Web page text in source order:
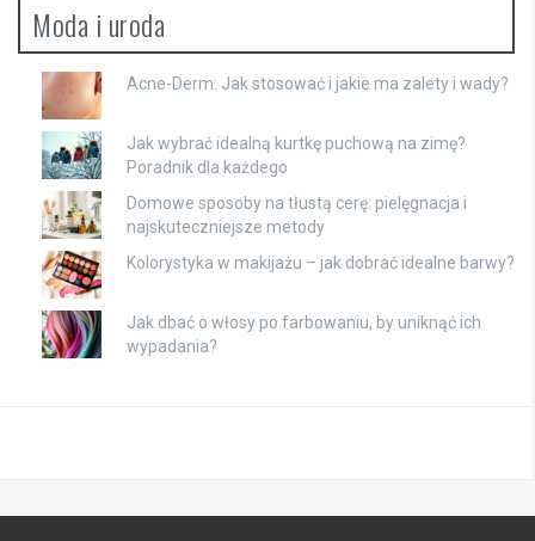
Moda i uroda
Acne-Derm: Jak stosować i jakie ma zalety i wady?
Jak wybrać idealną kurtkę puchową na zimę?
Poradnik dla każdego
Domowe sposoby na tłustą cerę: pielęgnacja i
najskuteczniejsze metody
Kolorystyka w makijażu – jak dobrać idealne barwy?
Jak dbać o włosy po farbowaniu, by uniknąć ich
wypadania?